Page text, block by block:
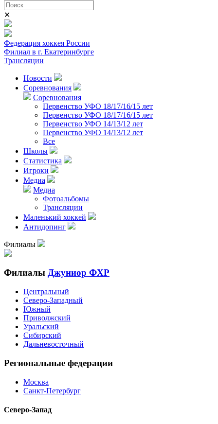
✕
Федерация хоккея России
Филиал в г. Екатеринбурге
Трансляции
Новости
Соревнования
Соревнования
Первенство УФО 18/17/16/15 лет
Первенство УФО 18/17/16/15 лет
Первенство УФО 14/13/12 лет
Первенство УФО 14/13/12 лет
Все
Школы
Статистика
Игроки
Медиа
Медиа
Фотоальбомы
Трансляции
Маленький хоккей
Антидопинг
Филиалы
Филиалы Джуниор ФХР
Центральный
Северо-Западный
Южный
Приволжский
Уральский
Сибирский
Дальневосточный
Региональные федерации
Москва
Санкт-Петербург
Северо-Запад